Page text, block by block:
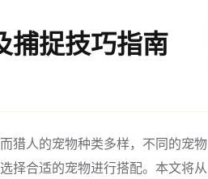
捕捉技巧指南
猎人的宠物种类多样，不同的宠物
择合适的宠物进行搭配。本文将从